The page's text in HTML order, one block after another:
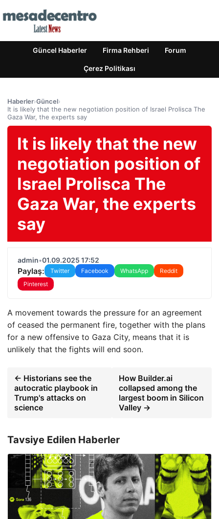
Güncel Haberler Firma Rehberi Forum
Çerez Politikası
Haberler›Güncel›
It is likely that the new negotiation position of Israel Prolisca The
Gaza War, the experts say
It is likely that the new
negotiation position of
Israel Prolisca The
Gaza War, the experts
say
admin•01.09.2025 17:52
Paylaş: Twitter Facebook WhatsApp
Reddit
Pinterest
A movement towards the pressure for an agreement
of ceased the permanent fire, together with the plans
for a new offensive to Gaza City, means that it is
unlikely that the fights will end soon.
← Historians see the
autocratic playbook in
Trump's attacks on
science
How Builder.ai
collapsed among the
largest boom in Silicon
Valley →
Tavsiye Edilen Haberler